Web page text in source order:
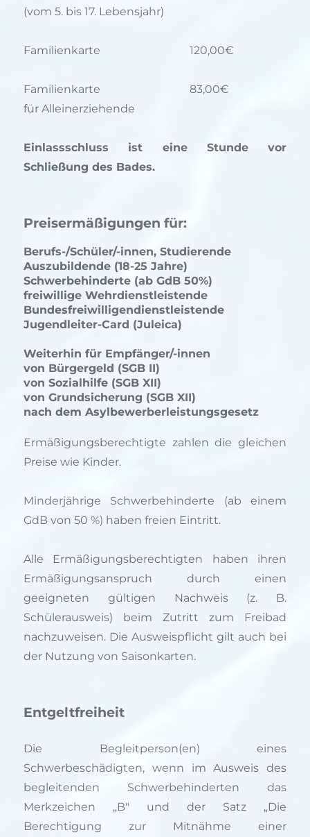
(vom 5. bis 17. Lebensjahr)
Familienkarte 120,00€
Familienkarte
für Alleinerziehende
83,00€
Einlassschluss ist eine Stunde vor
Schließung des Bades.
Preisermäßigungen für:
Berufs-/Schüler/-innen, Studierende
Auszubildende (18-25 Jahre)
Schwerbehinderte (ab GdB 50%)
freiwillige Wehrdienstleistende
Bundesfreiwilligendienstleistende
Jugendleiter-Card (Juleica)
Weiterhin für Empfänger/-innen
von Bürgergeld (SGB II)
von Sozialhilfe (SGB XII)
von Grundsicherung (SGB XII)
nach dem Asylbewerberleistungsgesetz
Ermäßigungsberechtigte zahlen die gleichen
Preise wie Kinder.
Minderjährige Schwerbehinderte (ab einem
GdB von 50 %) haben freien Eintritt.
Alle Ermäßigungsberechtigten haben ihren
Ermäßigungsanspruch durch einen
geeigneten gültigen Nachweis (z. B.
Schülerausweis) beim Zutritt zum Freibad
nachzuweisen. Die Ausweispflicht gilt auch bei
der Nutzung von Saisonkarten.
Entgeltfreiheit
Die Begleitperson(en) eines
Schwerbeschädigten, wenn im Ausweis des
begleitenden Schwerbehinderten das
Merkzeichen „B" und der Satz „Die
Berechtigung zur Mitnähme einer